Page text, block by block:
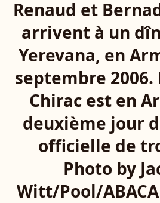
Renaud et
arrivent à un
Yerevana, en
septembre
Chirac est en
deuxième jour
officielle de
Photo by
Witt/Pool/